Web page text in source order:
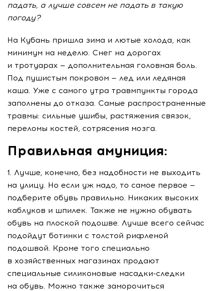
падать, а лучше совсем не падать в такую
погоду?
На Кубань пришла зима и лютые холода, как
минимум на неделю. Снег на дорогах
и тротуарах — дополнительная головная боль.
Под пушистым покровом — лед или ледяная
каша. Уже с самого утра травмпункты города
заполнены до отказа. Самые распространенные
травмы: сильные ушибы, растяжения связок,
переломы костей, сотрясения мозга.
Правильная амуниция:
Лучше, конечно, без надобности не выходить
на улицу. Но если уж надо, то самое первое —
подберите обувь правильно. Никаких высоких
каблуков и шпилек. Также не нужно обувать
обувь на плоской подошве. Лучше всего сейчас
подойдут ботинки с толстой рифленой
подошвой. Кроме того специально
в хозяйственных магазинах продают
специальные силиконовые насадки-следки
на обувь. Можно также заморочиться